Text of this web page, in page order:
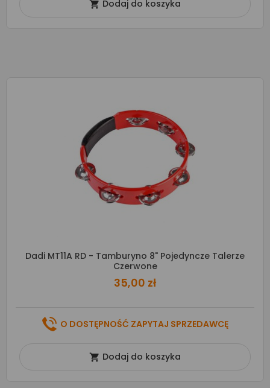
 Dodaj do koszyka
Dadi MT11A RD - Tamburyno 8" Pojedyncze Talerze
Czerwone
35,00 zł
O DOSTĘPNOŚĆ ZAPYTAJ SPRZEDAWCĘ
 Dodaj do koszyka